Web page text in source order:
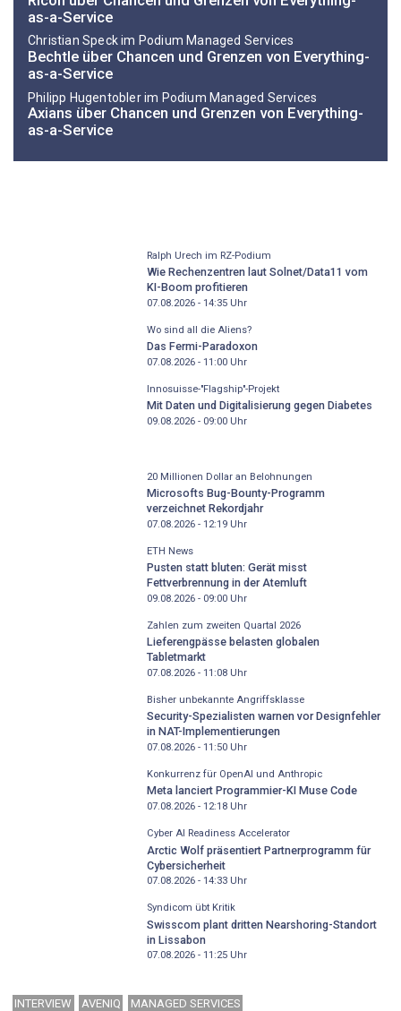
as-a-Service
Christian Speck im Podium Managed Services
Bechtle über Chancen und Grenzen von Everything-
as-a-Service
Philipp ­Hugentobler im Podium Managed Services
Axians über Chancen und Grenzen von Everything-
as-a-Service
Ralph Urech im RZ-Podium
Wie Rechenzentren laut Solnet/Data11 vom
KI-Boom profitieren
07.08.2026 - 14:35Uhr
Wo sind all die Aliens?
Das Fermi-Paradoxon
07.08.2026 - 11:00Uhr
Innosuisse-"Flagship"-Projekt
Mit Daten und Digitalisierung gegen Diabetes
09.08.2026 - 09:00Uhr
20 Millionen Dollar an Belohnungen
Microsofts Bug-Bounty-Programm
verzeichnet Rekordjahr
07.08.2026 - 12:19Uhr
ETH News
Pusten statt bluten: Gerät misst
Fettverbrennung in der Atemluft
09.08.2026 - 09:00Uhr
Zahlen zum zweiten Quartal 2026
Lieferengpässe belasten globalen
Tabletmarkt
07.08.2026 - 11:08Uhr
Bisher unbekannte Angriffsklasse
Security-Spezialisten warnen vor Designfehler
in NAT-Implementierungen
07.08.2026 - 11:50Uhr
Konkurrenz für OpenAI und Anthropic
Meta lanciert Programmier-KI Muse Code
07.08.2026 - 12:18Uhr
Cyber AI Readiness Accelerator
Arctic Wolf präsentiert Partnerprogramm für
Cybersicherheit
07.08.2026 - 14:33Uhr
Syndicom übt Kritik
Swisscom plant dritten Nearshoring-Standort
in Lissabon
07.08.2026 - 11:25Uhr
INTERVIEW AVENIQ
MANAGED SERVICES